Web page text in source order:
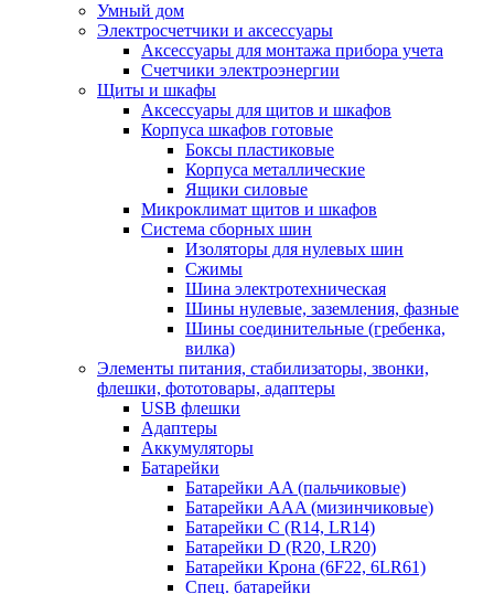
Умный дом
Электросчетчики и аксессуары
Аксессуары для монтажа прибора учета
Счетчики электроэнергии
Щиты и шкафы
Аксессуары для щитов и шкафов
Корпуса шкафов готовые
Боксы пластиковые
Корпуса металлические
Ящики силовые
Микроклимат щитов и шкафов
Система сборных шин
Изоляторы для нулевых шин
Сжимы
Шина электротехническая
Шины нулевые, заземления, фазные
Шины соединительные (гребенка,
вилка)
Элементы питания, стабилизаторы, звонки,
флешки, фототовары, адаптеры
USB флешки
Адаптеры
Аккумуляторы
Батарейки
Батарейки AA (пальчиковые)
Батарейки AAA (мизинчиковые)
Батарейки C (R14, LR14)
Батарейки D (R20, LR20)
Батарейки Крона (6F22, 6LR61)
Спец. батарейки